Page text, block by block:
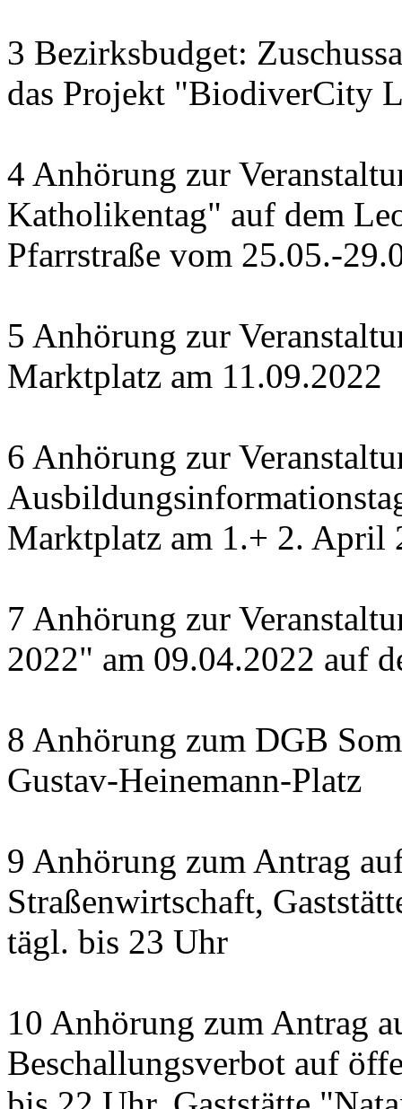
3 Bezirksbudget:
das Projekt "BiodiverCity
4 Anhörung zur
Katholikentag" auf dem
Pfarrstraße vom 25.05.-
5 Anhörung zur
Marktplatz am 11.09.2022
6 Anhörung zur
Marktplatz am 1.+ 2. April
7 Anhörung zur
2022" am 09.04.2022 auf
8 Anhörung zum DGB
Gustav-Heinemann-Platz
9 Anhörung zum Antrag
Straßenwirtschaft,
tägl. bis 23 Uhr
10 Anhörung zum Antrag
Beschallungsverbot auf